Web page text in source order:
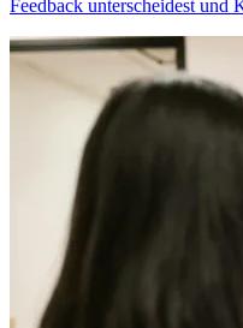
Feedback unterscheidest und